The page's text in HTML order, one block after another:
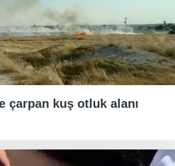
çarpan kuş otluk alanı